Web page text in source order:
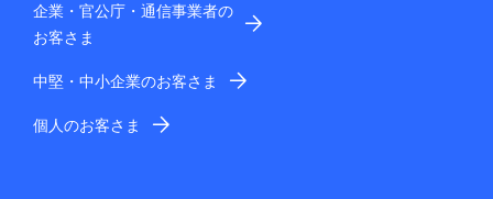
企業・官公庁・通信事業者の
お客さま
中堅・中小企業のお客さま
個人のお客さま